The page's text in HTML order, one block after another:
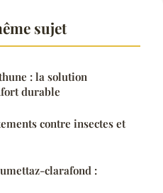
sujet
: la solution
durable
contre insectes et
clarafond :